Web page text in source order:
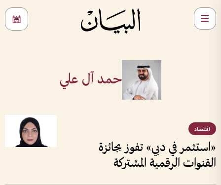
حمد آل علي
اقتصاد
«استثمر في دبي» تفوز بجائزة
القنوات الرقمية المشتركة